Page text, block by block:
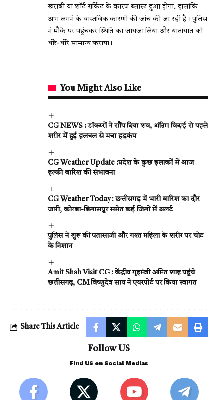
खराबी या शॉर्ट सर्किट के कारण ब्लास्ट हुआ होगा, हालांकि
आग लगने के वास्तविक कारणों की जांच की जा रही है। पुलिस
ने मौके पर पहुंचकर स्थिति का जायजा लिया और यातायात को
धीरे-धीरे सामान्य कराया।
You Might Also Like
CG NEWS : डॉक्टरों ने सौंप दिया शव, अंतिम विदाई से पहले
शरीर में हुई हलचल से मचा हड़कंप
CG Weather Update :प्रदेश के कुछ इलाकों में आज
हल्की बारिश की संभावना
CG Weather Today : छत्तीसगढ़ में भारी बारिश का दौर
जारी, कोरबा-बिलासपुर समेत कई जिलों में अलर्ट
पुलिस ने शुरू की पतासाजी और गश्त महिला के शरीर पर चोट
के निशान
Amit Shah Visit CG : केंद्रीय गृहमंत्री अमित शाह पहुंचे
छत्तीसगढ़, CM विष्णुदेव साय ने एयरपोर्ट पर किया स्वागत
Share This Article
Follow US
Find US on Social Medias